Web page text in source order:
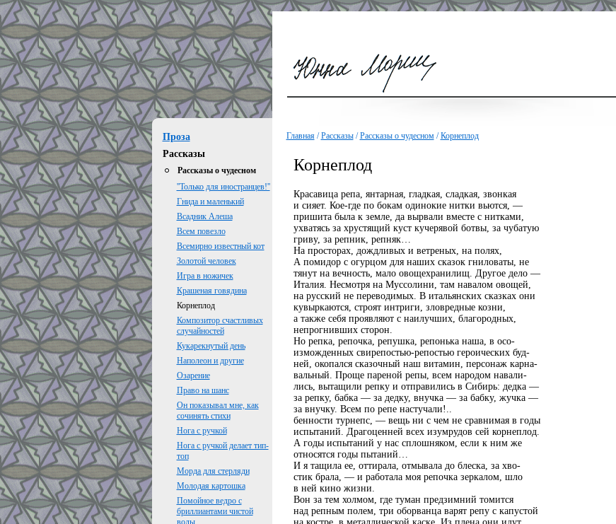
Проза
Рассказы
Рассказы о чудесном
''Только для иностранцев!''
Гнида и маленький
Всадник Алеша
Всем повезло
Всемирно известный кот
Золотой человек
Игра в ножичек
Крашеная говядина
Корнеплод
Композитор счастливых
случайностей
Кукарекнутый день
Наполеон и другие
Озарение
Право на шанс
Он показывал мне, как
сочинять стихи
Нога с ручкой
Нога с ручкой делает тип-
топ
Морда для стерляди
Молодая картошка
Помойное ведро с
бриллиантами чистой
воды
Главная/Рассказы/Рассказы о чудесном/Корнеплод
Корнеплод
Красавица репа, янтарная, гладкая, сладкая, звонкая
и сияет. Кое-где по бокам одинокие нитки вьются, —
пришита была к земле, да вырвали вместе с нитками,
ухватясь за хрустящий куст кучерявой ботвы, за чубатую
гриву, за репник, репняк…
На просторах, дождливых и ветреных, на полях,
А помидор с огурцом для наших сказок гниловаты, не
тянут на вечность, мало овощехранилищ. Другое дело —
Италия. Несмотря на Муссолини, там навалом овощей,
на русский не переводимых. В итальянских сказках они
кувыркаются, строят интриги, зловредные козни,
а также себя проявляют с наилучших, благородных,
непрогнивших сторон.
Но репка, репочка, репушка, репонька наша, в осо-
изможденных свирепостью-репостью героических буд-
ней, окопался сказочный наш витамин, персонаж карна-
вальный. Проще пареной репы, всем народом навали-
лись, вытащили репку и отправились в Сибирь: дедка —
за репку, бабка — за дедку, внучка — за бабку, жучка —
за внучку. Всем по репе настучали!..
бенности турнепс, — вещь ни с чем не сравнимая в годы
испытаний. Драгоценней всех изумрудов сей корнеплод.
А годы испытаний у нас сплошняком, если к ним же
относятся годы пытаний…
И я тащила ее, оттирала, отмывала до блеска, за хво-
стик брала, — и работала моя репочка зеркалом, шло
в ней кино жизни.
Вон за тем холмом, где туман предзимний томится
над репным полем, три оборванца варят репу с капустой